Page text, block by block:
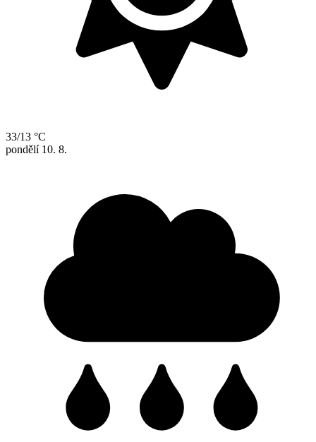
33/13 °C
pondělí 10. 8.